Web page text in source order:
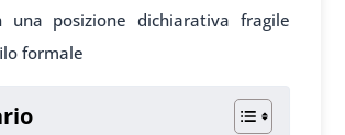
una posizione dichiarativa fragile
formale